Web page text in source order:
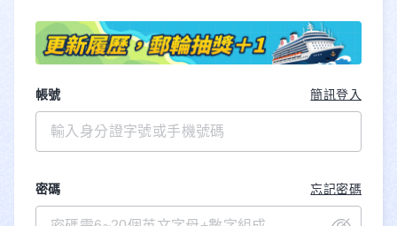
帳號 簡訊登入
密碼 忘記密碼